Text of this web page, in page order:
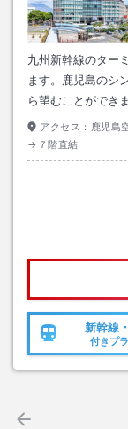
九州新幹線のター
ます。鹿児島のシ
ら望むことができま
アクセス： 鹿児島
→７階直結
新幹線
付きプ